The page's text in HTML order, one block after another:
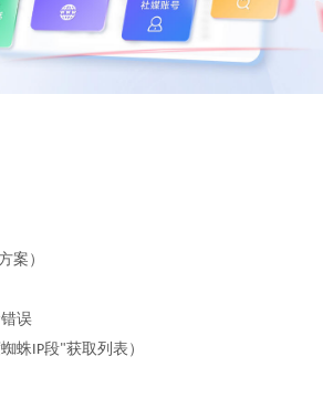
案）
误
蛛IP段"获取列表）